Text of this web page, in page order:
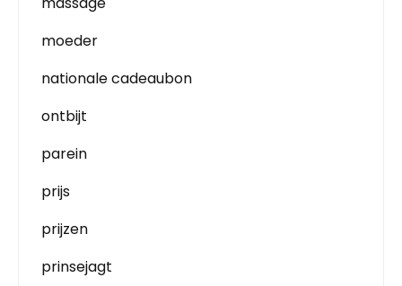
moeder
nationale cadeaubon
ontbijt
parein
prijs
prijzen
prinsejagt